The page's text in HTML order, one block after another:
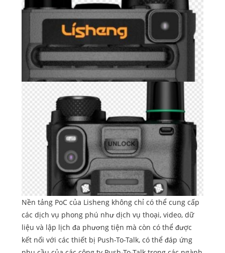
Nền tảng PoC của Lisheng không chỉ có thể cung cấp
các dịch vụ phong phú như dịch vụ thoại, video, dữ
liệu và lập lịch đa phương tiện mà còn có thể được
kết nối với các thiết bị Push-To-Talk, có thể đáp ứng